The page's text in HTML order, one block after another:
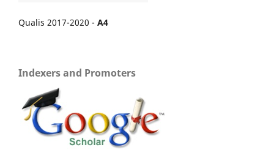
Qualis 2017-2020 - A4
Indexers and Promoters